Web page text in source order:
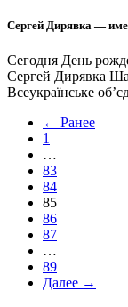
Сергей Дирявка —
Сегодня День
Сергей Дирявка
Всеукраїнське
← Ранее
1
…
83
84
85
86
87
…
89
Далее →